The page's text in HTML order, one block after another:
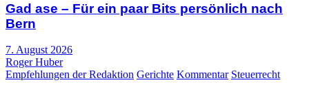
Gad ase – Für ein paar Bits persönlich nach
Bern
7. August 2026
Roger Huber
Empfehlungen der Redaktion Gerichte Kommentar Steuerrecht